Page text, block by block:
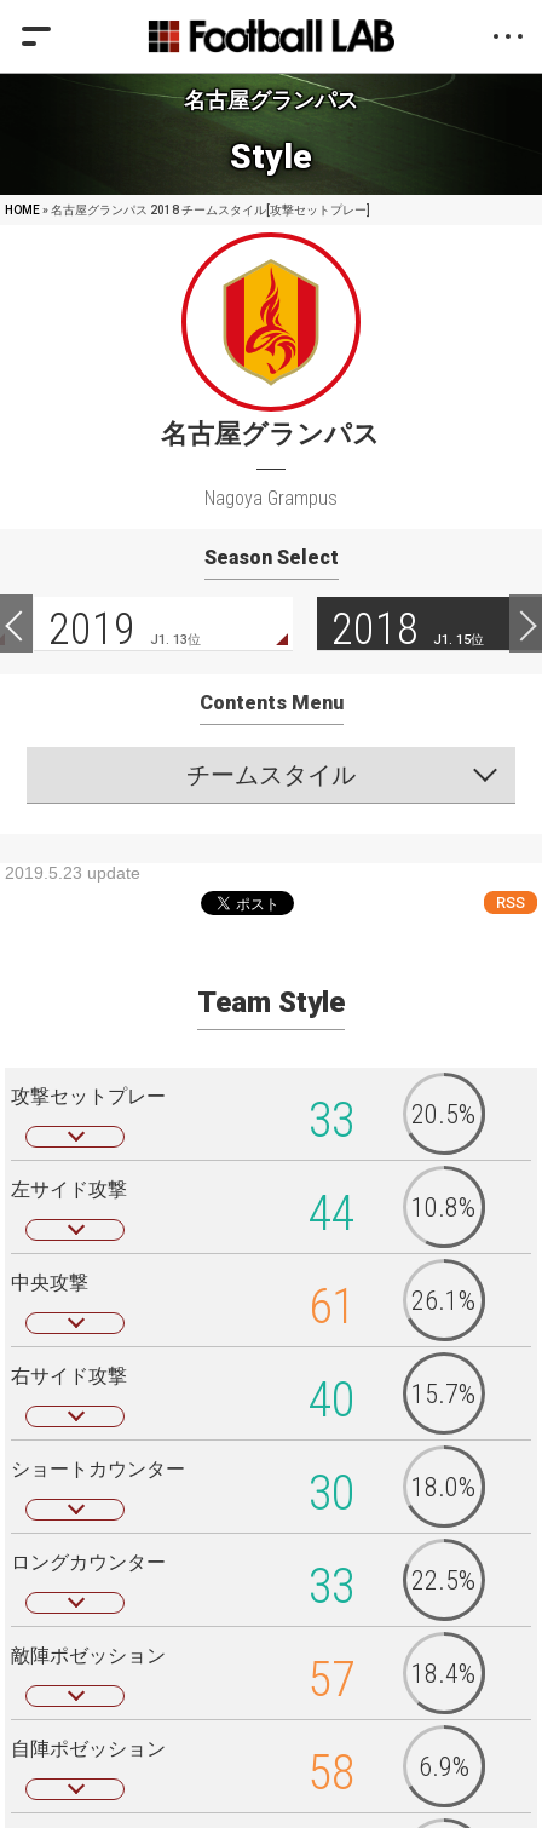
名古屋グランパス
Style
HOME» 名古屋グランパス 2018 チームスタイル[攻撃セットプレー]
名古屋グランパス
Nagoya Grampus
Season Select
2019 J1. 13位 2018 J1. 15位
Contents Menu
チームスタイル
2019.5.23 update
RSS
Team Style
攻撃セットプレー 33 20.5%
左サイド攻撃 44 10.8%
中央攻撃 61 26.1%
右サイド攻撃 40 15.7%
ショートカウンター 30 18.0%
ロングカウンター 33 22.5%
敵陣ポゼッション 57 18.4%
自陣ポゼッション 58 6.9%